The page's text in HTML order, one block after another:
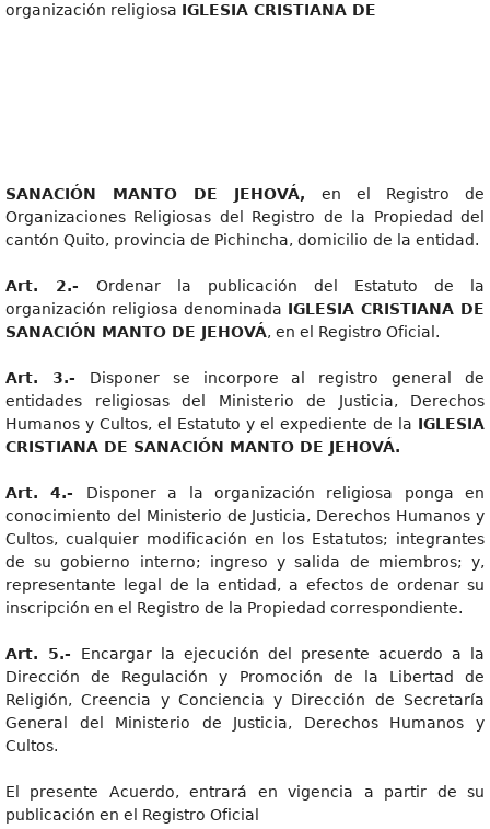
organización religiosa IGLESIA CRISTIANA DE
SANACIÓN MANTO DE JEHOVÁ, en el Registro de
Organizaciones Religiosas del Registro de la Propiedad del
cantón Quito, provincia de Pichincha, domicilio de la entidad.
Art. 2.- Ordenar la publicación del Estatuto de la
organización religiosa denominada IGLESIA CRISTIANA DE
SANACIÓN MANTO DE JEHOVÁ, en el Registro Oficial.
Art. 3.- Disponer se incorpore al registro general de
entidades religiosas del Ministerio de Justicia, Derechos
Humanos y Cultos, el Estatuto y el expediente de la IGLESIA
CRISTIANA DE SANACIÓN MANTO DE JEHOVÁ.
Art. 4.- Disponer a la organización religiosa ponga en
conocimiento del Ministerio de Justicia, Derechos Humanos y
Cultos, cualquier modificación en los Estatutos; integrantes
de su gobierno interno; ingreso y salida de miembros; y,
representante legal de la entidad, a efectos de ordenar su
inscripción en el Registro de la Propiedad correspondiente.
Art. 5.- Encargar la ejecución del presente acuerdo a la
Dirección de Regulación y Promoción de la Libertad de
Religión, Creencia y Conciencia y Dirección de Secretaría
General del Ministerio de Justicia, Derechos Humanos y
Cultos.
El presente Acuerdo, entrará en vigencia a partir de su
publicación en el Registro Oficial